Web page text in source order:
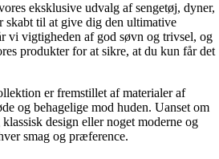
eksklusive udvalg af sengetøj, dyner,
skabt til at give dig den ultimative
vi vigtigheden af god søvn og trivsel, og
produkter for at sikre, at du kun får det
er fremstillet af materialer af
og behagelige mod huden. Uanset om
design eller noget moderne og
smag og præference.